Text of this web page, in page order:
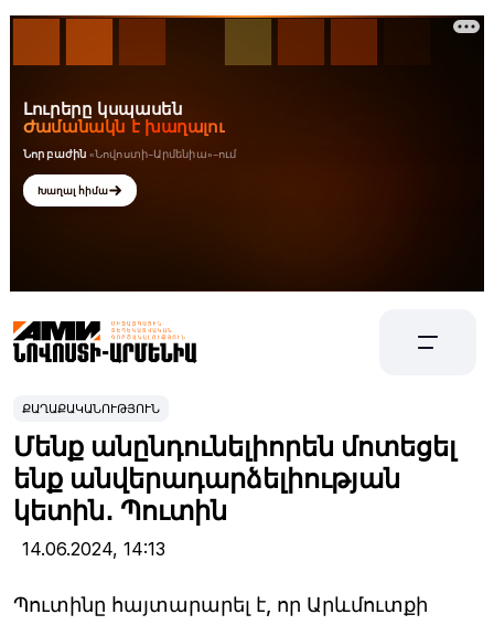
ՔԱՂԱՔԱԿԱՆՈՒԹՅՈՒՆ
Մենք անընդունելիորեն մոտեցել
ենք անվերադարձելիության
կետին․ Պուտին
14.06.2024, 14:13
Պուտինը հայտարարել է, որ Արևմուտքի